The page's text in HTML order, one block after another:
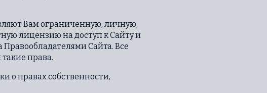
Вам ограниченную, личную,
лицензию на доступ к Сайту и
Правообладателями Сайта. Все
права.
о правах собственности,